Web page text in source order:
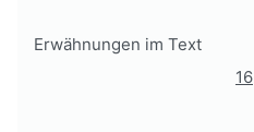
Erwähnungen im Text
16